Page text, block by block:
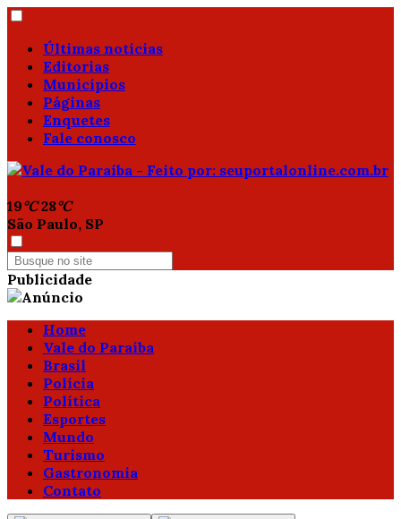
Últimas notícias
Editorias
Municípios
Páginas
Enquetes
Fale conosco
19°C 28°C
São Paulo, SP
Publicidade
Home
Vale do Paraíba
Brasil
Polícia
Política
Esportes
Mundo
Turismo
Gastronomia
Contato